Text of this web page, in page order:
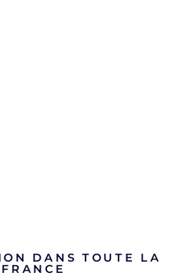
DANS TOUTE LA
FRANCE